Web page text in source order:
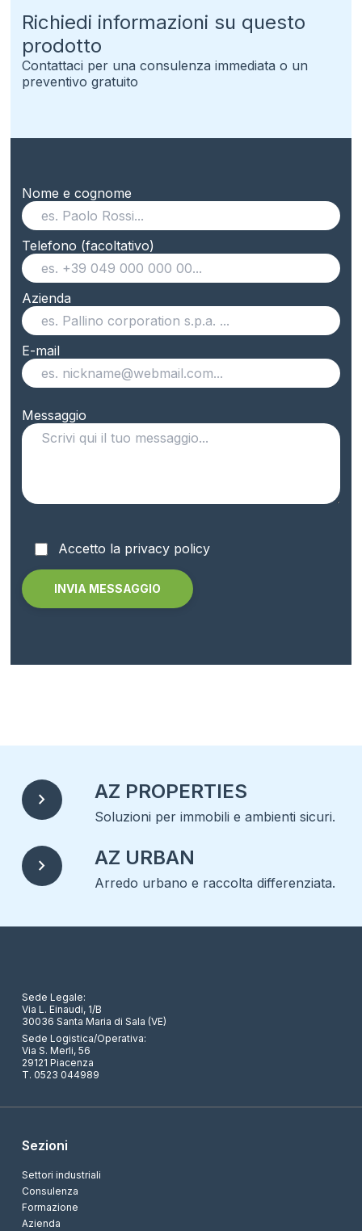
Richiedi informazioni su questo
prodotto
Contattaci per una consulenza immediata o un
preventivo gratuito
Nome e cognome
Telefono (facoltativo)
Azienda
E-mail
Messaggio
Accetto la privacy policy
chevron_right AZ PROPERTIES
Soluzioni per immobili e ambienti sicuri.
chevron_right AZ URBAN
Arredo urbano e raccolta differenziata.
Sede Legale:
Via L. Einaudi, 1/B
30036 Santa Maria di Sala (VE)
Sede Logistica/Operativa:
Via S. Merli, 56
29121 Piacenza
T. 0523 044989
Sezioni
Settori industriali
Consulenza
Formazione
Azienda